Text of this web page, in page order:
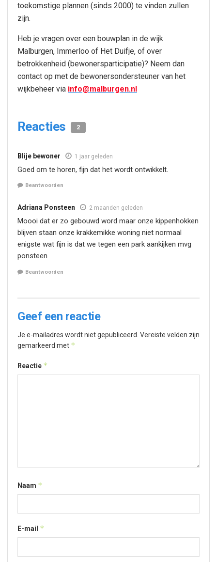
toekomstige plannen (sinds 2000) te vinden zullen
zijn.
Heb je vragen over een bouwplan in de wijk
Malburgen, Immerloo of Het Duifje, of over
betrokkenheid (bewonersparticipatie)? Neem dan
contact op met de bewonersondersteuner van het
wijkbeheer via info@malburgen.nl
Reacties 2
Blije bewoner 1 jaar geleden
Goed om te horen, fijn dat het wordt ontwikkelt.
Beantwoorden
Adriana Ponsteen 2 maanden geleden
Moooi dat er zo gebouwd word maar onze kippenhokken
blijven staan onze krakkemikke woning niet normaal
enigste wat fijn is dat we tegen een park aankijken mvg
ponsteen
Beantwoorden
Geef een reactie
Je e-mailadres wordt niet gepubliceerd. Vereiste velden zijn
gemarkeerd met *
Reactie *
Naam *
E-mail *